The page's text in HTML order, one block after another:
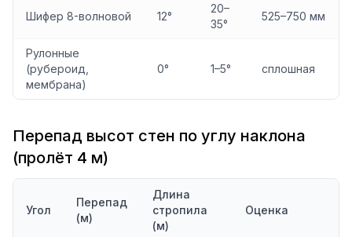
Шифер 8-волновой 12°
20–
35°
525–750 мм
Рулонные
(рубероид,
мембрана)
0° 1–5° сплошная
Перепад высот стен по углу наклона
(пролёт 4 м)
Угол
Перепад
(м)
Длина
стропила
(м)
Оценка